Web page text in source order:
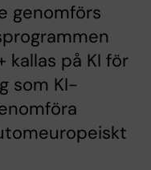
genomförs
kallas på KI för
som KI-